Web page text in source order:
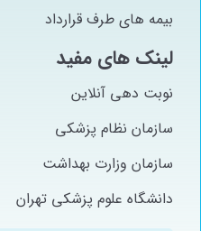
بیمه های طرف قرارداد
لینک های مفید
نوبت دهی آنلاین
سازمان نظام پزشکی
سازمان وزارت بهداشت
دانشگاه علوم پزشکی تهران